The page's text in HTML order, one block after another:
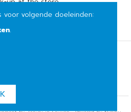
mijn moeder • Alle rechten voorbehouden
voor volgende doeleinden:
.